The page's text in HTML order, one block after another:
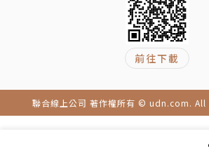
前往下載
聯合線上公司 著作權所有 © udn.com. All